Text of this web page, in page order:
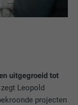
uitgegroeid tot
zegt Leopold
projecten